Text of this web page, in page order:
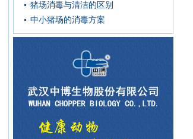
猪场消毒与清洁的区别
中小猪场的消毒方案